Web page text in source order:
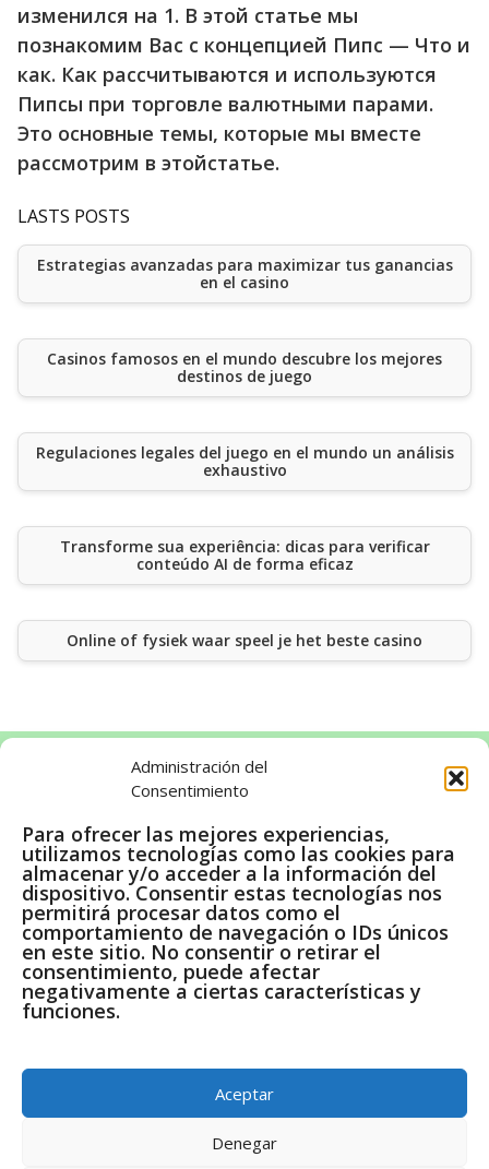
Administración del
Consentimiento
Para ofrecer las mejores experiencias,
utilizamos tecnologías como las cookies para
almacenar y/o acceder a la información del
dispositivo. Consentir estas tecnologías nos
permitirá procesar datos como el
comportamiento de navegación o IDs únicos
en este sitio. No consentir o retirar el
consentimiento, puede afectar
negativamente a ciertas características y
funciones.
Aceptar
Denegar
изменился на 1. В этой статье мы
познакомим Вас с концепцией Пипс — Что и
как. Как рассчитываются и используются
Пипсы при торговле валютными парами.
Это основные темы, которые мы вместе
рассмотрим в этойстатье.
LASTS POSTS
Estrategias avanzadas para maximizar tus ganancias
en el casino
Casinos famosos en el mundo descubre los mejores
destinos de juego
Regulaciones legales del juego en el mundo un análisis
exhaustivo
Transforme sua experiência: dicas para verificar
conteúdo AI de forma eficaz
Online of fysiek waar speel je het beste casino
LEGAL
Aviso legal
Política de cookies
Política de privacidad
Pago Seguro a través de Amazon
por las compras adscritas que cumplen los requisitos
aplicables.